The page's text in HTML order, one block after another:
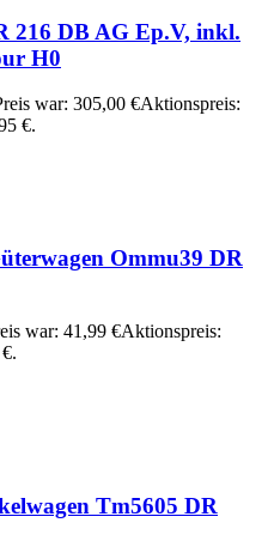
216 DB AG Ep.V, inkl.
H0
war: 305,00 €Aktionspreis:
€.
Ommu39 DR
war: 41,99 €Aktionspreis:
Tm5605 DR